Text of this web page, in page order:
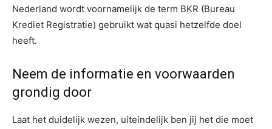
Nederland wordt voornamelijk de term BKR (Bureau
Krediet Registratie) gebruikt wat quasi hetzelfde doel
heeft.
Neem de informatie en voorwaarden
grondig door
Laat het duidelijk wezen, uiteindelijk ben jij het die moet